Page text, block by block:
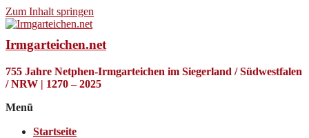
Zum Inhalt springen
Irmgarteichen.net
755 Jahre Netphen-Irmgarteichen im Siegerland / Südwestfalen
/ NRW | 1270 – 2025
Menü
Startseite